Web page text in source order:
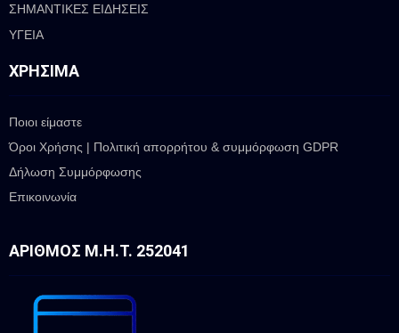
ΣΗΜΑΝΤΙΚΕΣ ΕΙΔΗΣΕΙΣ
ΥΓΕΙΑ
ΧΡΉΣΙΜΑ
Ποιοι είμαστε
Όροι Χρήσης | Πολιτική απορρήτου & συμμόρφωση GDPR
Δήλωση Συμμόρφωσης
Επικοινωνία
ΑΡΙΘΜΌΣ Μ.Η.Τ. 252041